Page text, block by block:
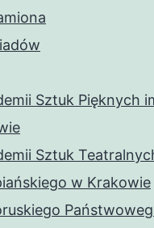
Sztuk Pięknych
Sztuk
w Krakowie